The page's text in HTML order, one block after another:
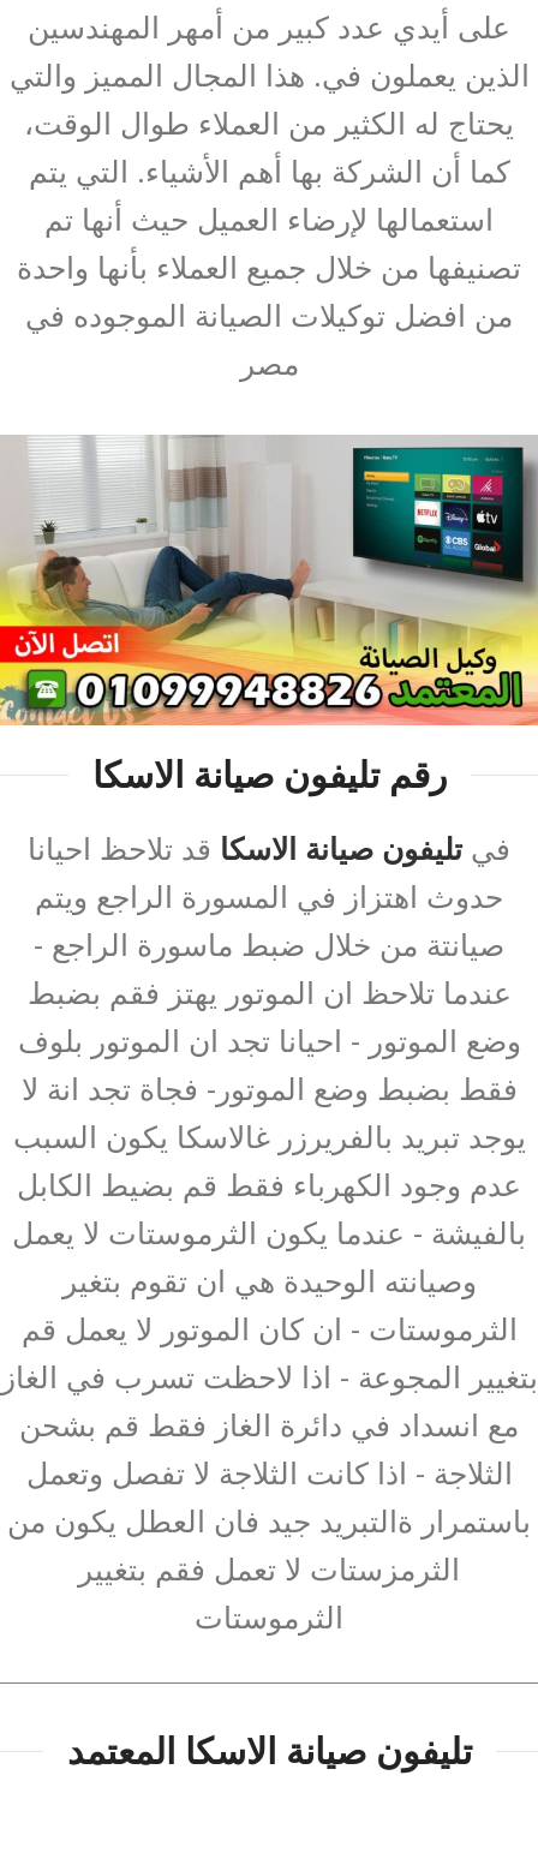
على أيدي عدد كبير من أمهر المهندسين
الذين يعملون في. هذا المجال المميز والتي
يحتاج له الكثير من العملاء طوال الوقت،
كما أن الشركة بها أهم الأشياء. التي يتم
استعمالها لإرضاء العميل حيث أنها تم
تصنيفها من خلال جميع العملاء بأنها واحدة
من افضل توكيلات الصيانة الموجوده في
مصر
رقم تليفون صيانة الاسكا
فيتليفون صيانة الاسكا قد تلاحظ احيانا
حدوث اهتزاز في المسورة الراجع ويتم
صيانتة من خلال ضبط ماسورة الراجع -
عندما تلاحظ ان الموتور يهتز فقم بضبط
وضع الموتور - احيانا تجد ان الموتور بلوف
فقط بضبط وضع الموتور- فجاة تجد انة لا
يوجد تبريد بالفريرزر غالاسكا يكون السبب
عدم وجود الكهرباء فقط قم بضيط الكابل
بالفيشة - عندما يكون الثرموستات لا يعمل
وصيانته الوحيدة هي ان تقوم بتغير
الثرموستات - ان كان الموتور لا يعمل قم
بتغيير المجوعة - اذا لاحظت تسرب في الغاز
مع انسداد في دائرة الغاز فقط قم بشحن
الثلاجة - اذا كانت الثلاجة لا تفصل وتعمل
باستمرار ةالتبريد جيد فان العطل يكون من
الثرمزستات لا تعمل فقم بتغيير
الثرموستات
تليفون صيانة الاسكا المعتمد